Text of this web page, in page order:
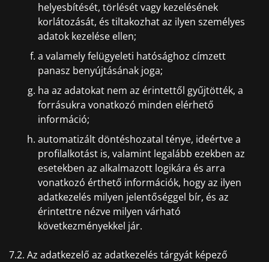
helyesbítését, törlését vagy kezelésének
korlátozását, és tiltakozhat az ilyen személyes
adatok kezelése ellen;
a valamely felügyeleti hatósághoz címzett
panasz benyújtásának joga;
ha az adatokat nem az érintettől gyűjtötték, a
forrásukra vonatkozó minden elérhető
információ;
automatizált döntéshozatal ténye, ideértve a
profilalkotást is, valamint legalább ezekben az
esetekben az alkalmazott logikára és arra
vonatkozó érthető információk, hogy az ilyen
adatkezelés milyen jelentőséggel bír, és az
érintettre nézve milyen várható
következményekkel jár.
7.2. Az adatkezelő az adatkezelés tárgyát képező